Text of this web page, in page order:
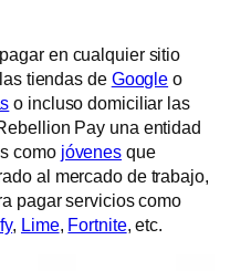
en cualquier sitio
tiendas de Google o
o incluso domiciliar las
Pay una entidad
como jóvenes que
al mercado de trabajo,
pagar servicios como
, Lime, Fortnite, etc.